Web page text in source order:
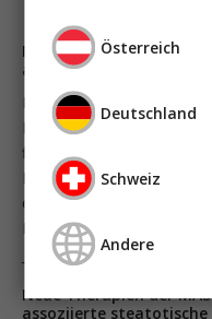
Neue Therapien der
assoziierte steatotische
Metabolische
Herausforderung für die
finden sich bei fast jedem
Leber und es wird
entwickelnden
Fälle ansteigen wird.
Neue Therapien der
assoziierte steatotische
Österreich
Deutschland
Schweiz
Andere